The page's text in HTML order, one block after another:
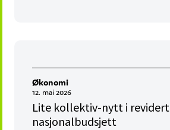
Økonomi
12. mai 2026
Lite kollektiv-nytt i revidert
nasjonalbudsjett